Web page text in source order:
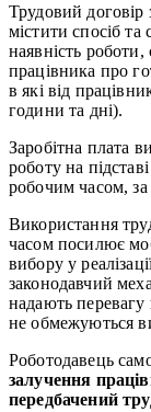
Трудовий
містити спосіб
наявність роботи,
працівника про
в які від
години та дні).
Заробітна плата
роботу на
робочим часом,
Використання
часом посилює
вибору у
законодавчий
надають перевагу
не обмежуються
Роботодавець
залучення
передбачений